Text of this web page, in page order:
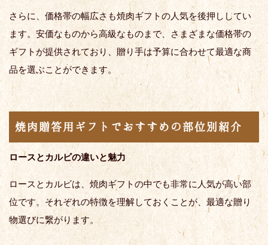
さらに、価格帯の幅広さも焼肉ギフトの人気を後押ししてい
ます。安価なものから高級なものまで、さまざまな価格帯の
ギフトが提供されており、贈り手は予算に合わせて最適な商
品を選ぶことができます。
焼肉贈答用ギフトでおすすめの部位別紹介
ロースとカルビの違いと魅力
ロースとカルビは、焼肉ギフトの中でも非常に人気が高い部
位です。それぞれの特徴を理解しておくことが、最適な贈り
物選びに繋がります。